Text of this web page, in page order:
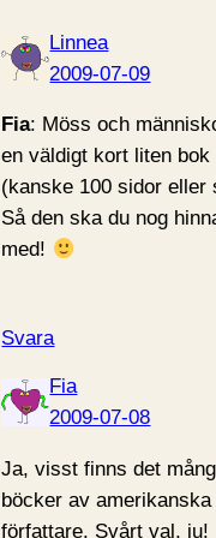
Linnea
2009-07-09
Fia: Möss och
en väldigt kort liten bok
(kanske 100 sidor eller
Så den ska du nog
med!
Svara
Fia
2009-07-08
Ja, visst finns det
böcker av amerikanska
författare. Svårt val, ju!